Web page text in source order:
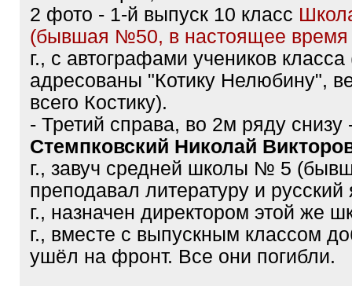
Фотографии из архива семьи
география Томск - Новосибирск
2).
1 фото - 1-й выпуск 10 класс
(бывшая №50, в настоящее
Новосибирск, 1936 г.
2 фото - 1-й выпуск 10 класс
(бывшая №50, в настоящее
г., с автографами учеников класса
адресованы "Котику Нелюбину",
всего Костику).